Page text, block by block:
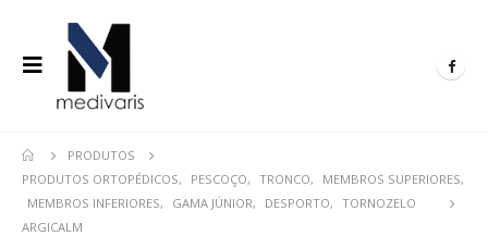
PRODUTOS
PRODUTOS ORTOPÉDICOS, PESCOÇO, TRONCO, MEMBROS SUPERIORES,
MEMBROS INFERIORES, GAMA JÚNIOR, DESPORTO, TORNOZELO
ARGICALM